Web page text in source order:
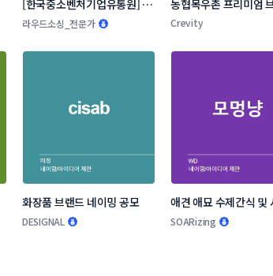
[한국중소벤처기업유통원] 소
상공인 온라인 판로지원사업
라우드소싱_전문가
농협목우촌 프리미엄
네이밍 공모
Crevity
화장품 브랜드 네이밍 공모
DESIGNAL
애견 애묘 수제간식 및
랜드 작명부탁드립니
SOARizing